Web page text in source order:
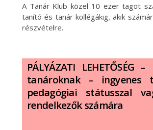
A Tanár Klub közel 10 ezer tagot
tanító és tanár kollégákig, akik
részvételre.
PÁLYÁZATI
tanároknak – ingyenes
pedagógiai státusszal
rendelkezők számára